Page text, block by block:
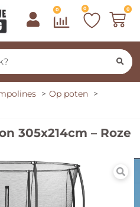
0 0 0
Op poten
305x214cm – Roze